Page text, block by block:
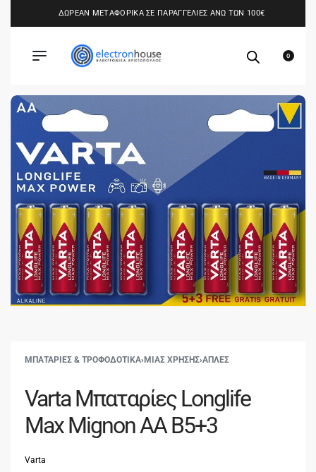
ΔΩΡΕΑΝ ΜΕΤΑΦΟΡΙΚΑ ΣΕ ΠΑΡΑΓΓΕΛΙΕΣ ΑΝΩ ΤΩΝ 100€
0
ΜΠΑΤΑΡΙΕΣ & ΤΡΟΦΟΔΟΤΙΚΑ›ΜΙΑΣ ΧΡΗΣΗΣ›ΑΠΛΕΣ
Varta Μπαταρίες Longlife
Max Mignon AA B5+3
Varta